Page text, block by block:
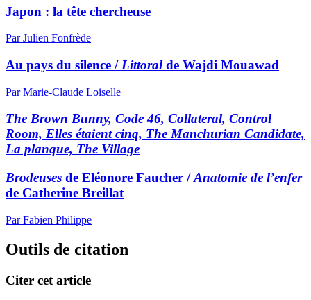
Japon : la tête chercheuse
Par Julien Fonfrède
Au pays du silence / Littoralde Wajdi Mouawad
Par Marie-Claude Loiselle
The Brown Bunny, Code 46, Collateral, Control
Room, Elles étaient cinq, The Manchurian Candidate,
La planque, The Village
Brodeuses de Eléonore Faucher /Anatomie de l’enfer
de Catherine Breillat
Par Fabien Philippe
Outils de citation
Citer cet article